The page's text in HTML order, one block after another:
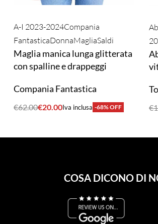
A-I 2023-2024Compania
FantasticaDonnaMagliaSaldi
Maglia manica lunga glitterata
con spalline e drappeggi
Compania Fantastica
€62.00€20.00Iva inclusa -68% OFF €
COSA DICONO DI